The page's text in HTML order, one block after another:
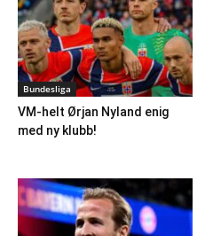
Bundesliga
VM-helt Ørjan Nyland enig
med ny klubb!